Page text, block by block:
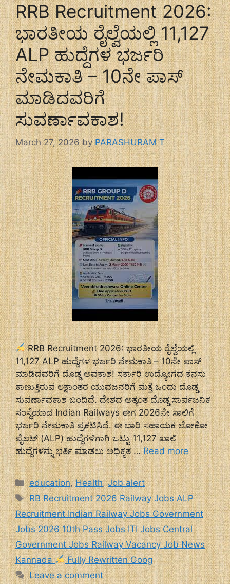
RRB Recruitment 2026:
ಭಾರತೀಯ ರೈಲ್ವೆಯಲ್ಲಿ 11,127
ALP ಹುದ್ದೆಗಳ ಭರ್ಜರಿ
ನೇಮಕಾತಿ – 10ನೇ ಪಾಸ್
ಮಾಡಿದವರಿಗೆ
ಸುವರ್ಣಾವಕಾಶ!
March 27, 2026 byPARASHURAM T
RRB Recruitment 2026: ಭಾರತೀಯ ರೈಲ್ವೆಯಲ್ಲಿ
11,127 ALP ಹುದ್ದೆಗಳ ಭರ್ಜರಿ ನೇಮಕಾತಿ – 10ನೇ ಪಾಸ್
ಮಾಡಿದವರಿಗೆ ದೊಡ್ಡ ಅವಕಾಶ! ಸರ್ಕಾರಿ ಉದ್ಯೋಗದ ಕನಸು
ಕಾಣುತ್ತಿರುವ ಲಕ್ಷಾಂತರ ಯುವಜನರಿಗೆ ಮತ್ತೆ ಒಂದು ದೊಡ್ಡ
ಸುವರ್ಣಾವಕಾಶ ಬಂದಿದೆ. ದೇಶದ ಅತ್ಯಂತ ದೊಡ್ಡ ಸಾರ್ವಜನಿಕ
ಸಂಸ್ಥೆಯಾದ Indian Railways ಈಗ 2026ನೇ ಸಾಲಿಗೆ
ಭರ್ಜರಿ ನೇಮಕಾತಿ ಪ್ರಕಟಿಸಿದೆ. ಈ ಬಾರಿ ಸಹಾಯಕ ಲೋಕೋ
ಪೈಲಟ್ (ALP) ಹುದ್ದೆಗಳಿಗಾಗಿ ಒಟ್ಟು 11,127 ಖಾಲಿ
ಹುದ್ದೆಗಳನ್ನು ಭರ್ತಿ ಮಾಡಲು ಅಧಿಕೃತ …Read more
Categories
education,Health,Job alert
Tags
RB Recruitment 2026 Railway Jobs ALP
Recruitment Indian Railway Jobs Government
Jobs 2026 10th Pass Jobs ITI Jobs Central
Government Jobs Railway Vacancy Job News
Kannada
Fully Rewritten Goog
Leave a comment